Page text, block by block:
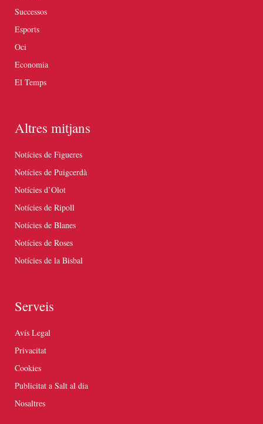
Successos
Esports
Oci
Economia
El Temps
Altres mitjans
Notícies de Figueres
Notícies de Puigcerdà
Notícies d’Olot
Notícies de Ripoll
Notícies de Blanes
Notícies de Roses
Notícies de la Bisbal
Serveis
Avís Legal
Privacitat
Cookies
Publicitat a Salt al dia
Nosaltres